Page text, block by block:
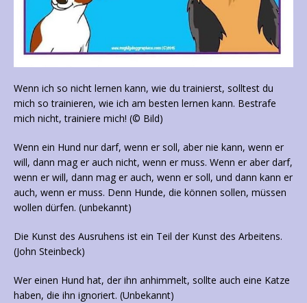
Wenn ich so nicht lernen kann, wie du trainierst, solltest du
mich so trainieren, wie ich am besten lernen kann. Bestrafe
mich nicht, trainiere mich! (© Bild)
Wenn ein Hund nur darf, wenn er soll, aber nie kann, wenn er
will, dann mag er auch nicht, wenn er muss. Wenn er aber darf,
wenn er will, dann mag er auch, wenn er soll, und dann kann er
auch, wenn er muss. Denn Hunde, die können sollen, müssen
wollen dürfen. (unbekannt)
Die Kunst des Ausruhens ist ein Teil der Kunst des Arbeitens.
(John Steinbeck)
Wer einen Hund hat, der ihn anhimmelt, sollte auch eine Katze
haben, die ihn ignoriert. (Unbekannt)